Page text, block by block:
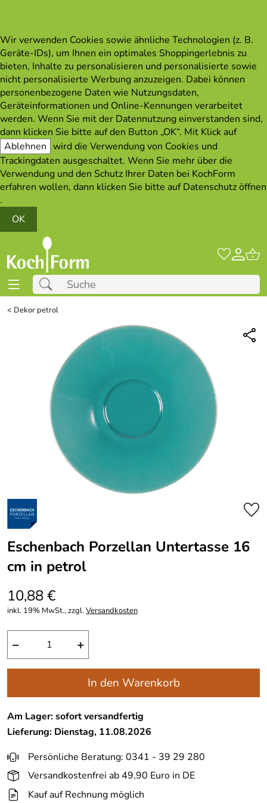
Wir verwenden Cookies sowie ähnliche Technologien (z. B.
Geräte-IDs), um Ihnen ein optimales Shoppingerlebnis zu
bieten, Inhalte zu personalisieren und personalisierte sowie
nicht personalisierte Werbung anzuzeigen. Dabei können
personenbezogene Daten wie Nutzungsdaten,
Geräteinformationen und Online-Kennungen verarbeitet
werden. Wenn Sie mit der Datennutzung einverstanden sind,
dann klicken Sie bitte auf den Button „OK“. Mit Klick auf
Ablehnen wird die Verwendung von Cookies und
Trackingdaten ausgeschaltet. Wenn Sie mehr über die
Verwendung und den Schutz Ihrer Daten bei KochForm
erfahren wollen, dann klicken Sie bitte aufDatenschutz öffnen
.
OK
< Dekor petrol
Eschenbach Porzellan Untertasse 16
cm in petrol
10,88 €
inkl. 19% MwSt., zzgl.Versandkosten
− +
In den Warenkorb
Am Lager: sofort versandfertig
Lieferung: Dienstag, 11.08.2026
Persönliche Beratung: 0341 - 39 29 280
Versandkostenfrei ab 49,90 Euro in DE
Kauf auf Rechnung möglich